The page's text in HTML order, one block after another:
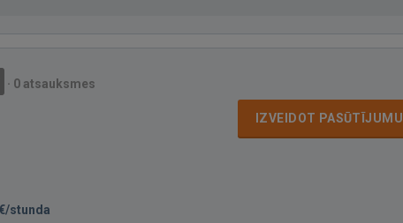
· 0 atsauksmes
IZVEIDOT PASŪTĪJUMU
stunda